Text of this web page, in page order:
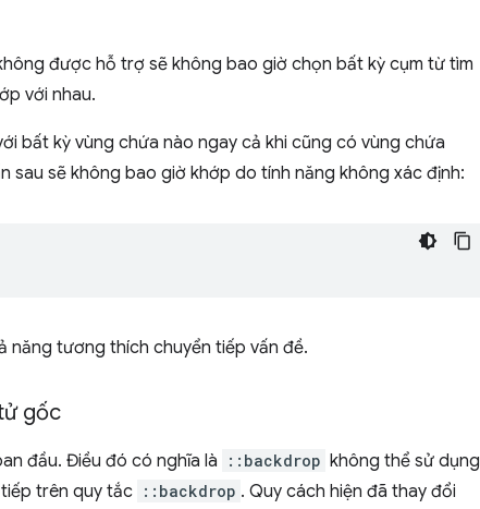
được hỗ trợ sẽ không bao giờ chọn bất kỳ cụm từ tìm
với nhau.
bất kỳ vùng chứa nào ngay cả khi cũng có vùng chứa
sau sẽ không bao giờ khớp do tính năng không xác định:
năng tương thích chuyển tiếp vấn đề.
gốc
đầu. Điều đó có nghĩa là ::backdrop không thể sử dụng
trên quy tắc ::backdrop . Quy cách hiện đã thay đổi